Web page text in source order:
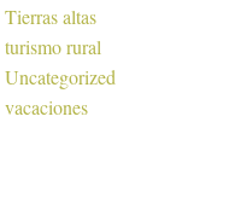
Tierras altas
turismo rural
Uncategorized
vacaciones